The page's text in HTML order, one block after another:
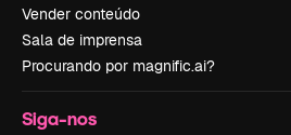
Vender conteúdo
Sala de imprensa
Procurando por magnific.ai?
Siga-nos